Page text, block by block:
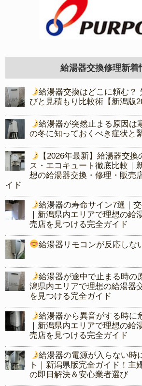
給湯器交換修理新着
給湯器交換はどこに頼む？
びと見積もり比較術【新潟版
給湯器が突然止まる原因は
の冬に知っておくべき症状と
【2026年最新】給湯器交
ス・エコキュート徹底比較｜
想の給湯器交換・修理・販売
イド
給湯器の寿命サイン7選｜
｜新潟県内エリアで理想の給
売店を見つける完全ガイド
給湯器リモコンが反応しな
給湯器が途中で止まる時の
潟県内エリアで理想の給湯器
を見つける完全ガイド
給湯器から異音がする時に
｜新潟県内エリアで理想の給
売店を見つける完全ガイド
給湯器の電源が入らない時
ト｜新潟県版完全ガイド！主
の即日解決＆安心業者選び